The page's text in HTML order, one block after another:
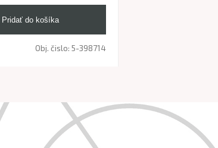
Obj. čislo: 5-398714